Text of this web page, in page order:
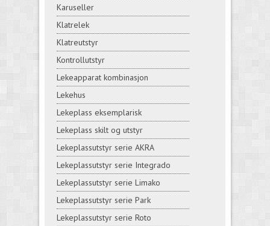
Karuseller
Klatrelek
Klatreutstyr
Kontrollutstyr
Lekeapparat kombinasjon
Lekehus
Lekeplass eksemplarisk
Lekeplass skilt og utstyr
Lekeplassutstyr serie AKRA
Lekeplassutstyr serie Integrado
Lekeplassutstyr serie Limako
Lekeplassutstyr serie Park
Lekeplassutstyr serie Roto